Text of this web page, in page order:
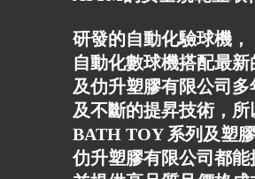
研發的自動化驗球機，
自動化數球機搭配最新
及仂升塑膠有限公司
及不斷的提昇技術，
BATH TOY 系列及塑
仂升塑膠有限公司都